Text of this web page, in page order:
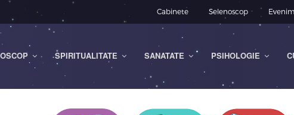
Cabinete Selenoscop
SPIRITUALITATE SANATATE PSIHOLOGIE